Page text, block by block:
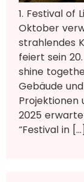
1. Festival of
Oktober
strahlendes
feiert sein
shine
Gebäude
Projektionen
2025
“Festival in […]